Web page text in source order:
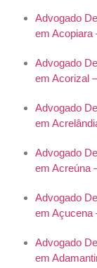
Advogado
em Acopiara
Advogado
em Acorizal
Advogado
em
Advogado
em Acreúna
Advogado
em Açucena
Advogado
em